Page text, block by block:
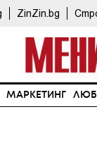
ZinZin.bg
МАРКЕТИНГ